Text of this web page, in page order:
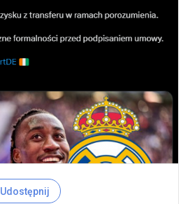
Udostępnij